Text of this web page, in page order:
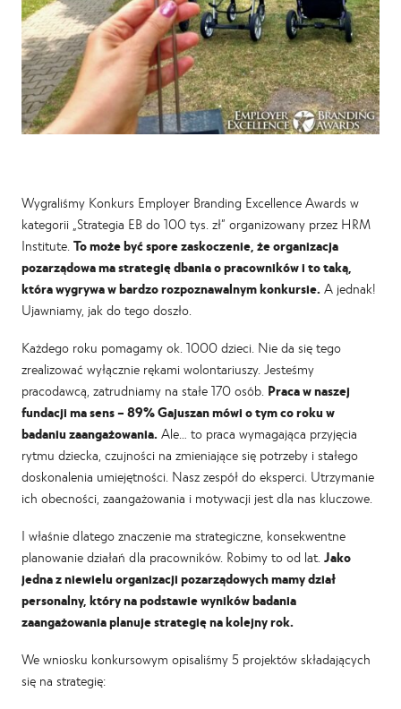
Wygraliśmy Konkurs Employer Branding Excellence Awards w
kategorii „Strategia EB do 100 tys. zł” organizowany przez HRM
Institute. To może być spore zaskoczenie, że organizacja
pozarządowa ma strategię dbania o pracowników i to taką,
która wygrywa w bardzo rozpoznawalnym konkursie. A jednak!
Ujawniamy, jak do tego doszło.
Każdego roku pomagamy ok. 1000 dzieci. Nie da się tego
zrealizować wyłącznie rękami wolontariuszy. Jesteśmy
pracodawcą, zatrudniamy na stałe 170 osób. Praca w naszej
fundacji ma sens – 89% Gajuszan mówi o tym co roku w
badaniu zaangażowania. Ale… to praca wymagająca przyjęcia
rytmu dziecka, czujności na zmieniające się potrzeby i stałego
doskonalenia umiejętności. Nasz zespół do eksperci. Utrzymanie
ich obecności, zaangażowania i motywacji jest dla nas kluczowe.
I właśnie dlatego znaczenie ma strategiczne, konsekwentne
planowanie działań dla pracowników. Robimy to od lat. Jako
jedna z niewielu organizacji pozarządowych mamy dział
personalny, który na podstawie wyników badania
zaangażowania planuje strategię na kolejny rok.
We wniosku konkursowym opisaliśmy 5 projektów składających
się na strategię: